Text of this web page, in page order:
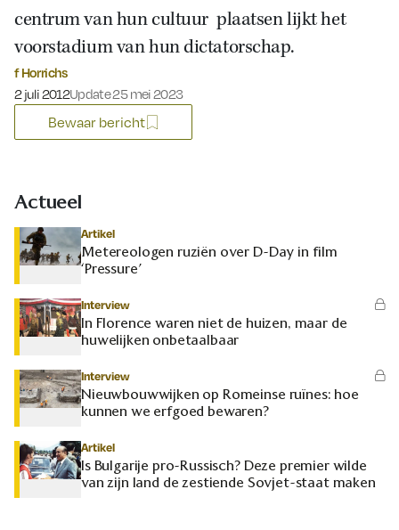
centrum van hun cultuur plaatsen lijkt het
voorstadium van hun dictatorschap.
f Horrichs
Gepubliceerd op:
2 juli 2012Update 25 mei 2023
Bewaar bericht
Actueel
Artikel
Metereologen ruziën over D-Day in film
‘Pressure’
Interview
In Florence waren niet de huizen, maar de
huwelijken onbetaalbaar
Interview
Nieuwbouwwijken op Romeinse ruïnes: hoe
kunnen we erfgoed bewaren?
Artikel
Is Bulgarije pro-Russisch? Deze premier wilde
van zijn land de zestiende Sovjet-staat maken